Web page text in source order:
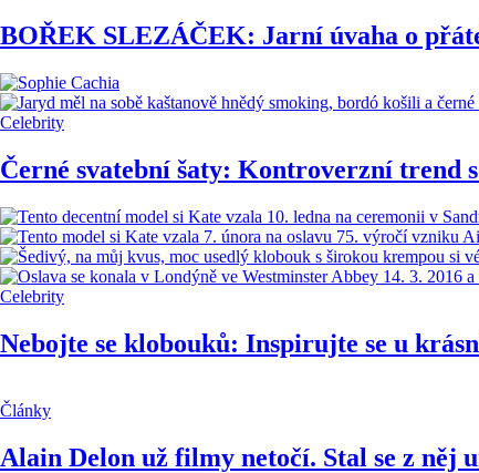
BOŘEK SLEZÁČEK: Jarní úvaha o
Celebrity
Černé svatební šaty: Kontroverzní trend
Celebrity
Nebojte se klobouků: Inspirujte se u
Články
Alain Delon už filmy netočí. Stal se z něj